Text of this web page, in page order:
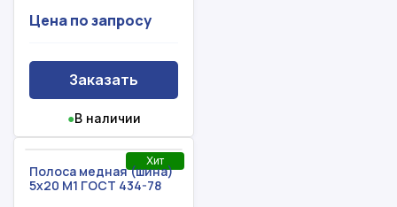
Цена по запросу
Заказать
●В наличии
Хит
Полоса медная (шина)
5x20 М1 ГОСТ 434-78